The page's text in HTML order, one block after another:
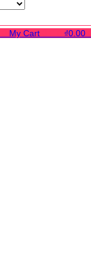
My Cart ₫0.00